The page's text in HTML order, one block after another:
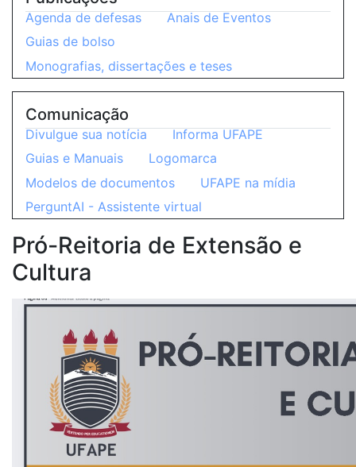
Pró-Reitoria de Extensão e
Cultura
Agenda de defesas
Anais de Eventos
Guias de bolso
Monografias, dissertações e teses
Comunicação
Divulgue sua notícia
Informa UFAPE
Guias e Manuais
Logomarca
Modelos de documentos
UFAPE na mídia
PerguntAI - Assistente virtual